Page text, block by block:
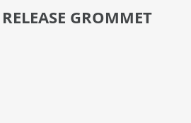
GROMMET